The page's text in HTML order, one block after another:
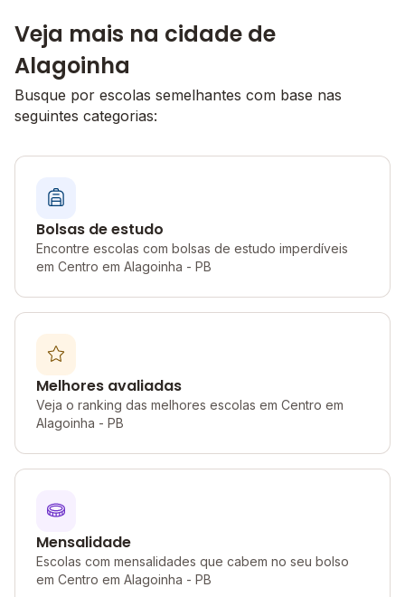
Veja mais na cidade de
Alagoinha
Busque por escolas semelhantes com base nas
seguintes categorias:
Bolsas de estudo
Encontre escolas com bolsas de estudo imperdíveis
em Centro em Alagoinha - PB
Melhores avaliadas
Veja o ranking das melhores escolas em Centro em
Alagoinha - PB
Mensalidade
Escolas com mensalidades que cabem no seu bolso
em Centro em Alagoinha - PB